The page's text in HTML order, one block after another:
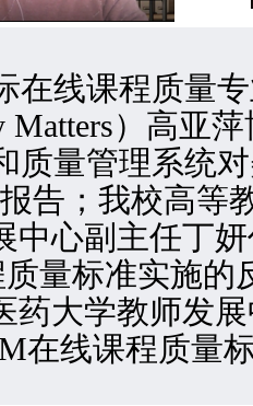
在线课程质量
Matters）高亚
质量管理系统
告；我校高等
中心副主任丁
量标准实施的
药大学教师发
在线课程质量